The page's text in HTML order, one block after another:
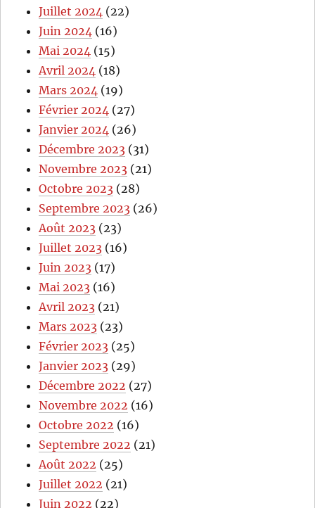
Juillet 2024 (22)
Juin 2024 (16)
Mai 2024 (15)
Avril 2024 (18)
Mars 2024 (19)
Février 2024 (27)
Janvier 2024 (26)
Décembre 2023 (31)
Novembre 2023 (21)
Octobre 2023 (28)
Septembre 2023 (26)
Août 2023 (23)
Juillet 2023 (16)
Juin 2023 (17)
Mai 2023 (16)
Avril 2023 (21)
Mars 2023 (23)
Février 2023 (25)
Janvier 2023 (29)
Décembre 2022 (27)
Novembre 2022 (16)
Octobre 2022 (16)
Septembre 2022 (21)
Août 2022 (25)
Juillet 2022 (21)
Juin 2022 (22)